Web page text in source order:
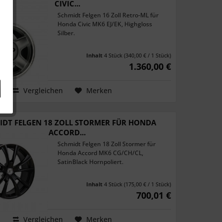
CIVIC...
Schmidt Felgen 16 Zoll Retro-ML für
Honda Civic MK6 EJ/EK, Highgloss
Silber.
Inhalt 4 Stück (340,00 € / 1 Stück)
1.360,00 €
Vergleichen Merken
FELGEN 18 ZOLL STORMER FÜR HONDA
ACCORD...
Schmidt Felgen 18 Zoll Stormer für
Honda Accord MK6 CG/CH/CL,
SatinBlack Hornpoliert.
Inhalt 4 Stück (175,00 € / 1 Stück)
700,01 €
Vergleichen Merken